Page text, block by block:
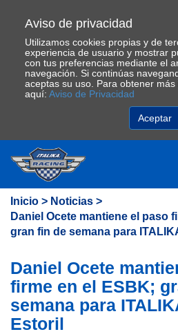
Aviso de privacidad
Utilizamos cookies propias y de
experiencia de usuario y mostrar
con tus preferencias mediante el
navegación. Si continúas
aceptas su uso. Para obtener
aquí: Aviso de Privacidad
Aceptar
Inicio > Noticias >
Daniel Ocete mantiene el paso
gran fin de semana para
Daniel Ocete
firme en el ESBK;
semana para
Estoril